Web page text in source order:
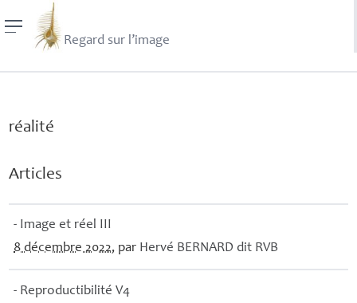
Regard sur l’image
réalité
Articles
- Image et réel III
8 décembre 2022, par Hervé BERNARD dit RVB
- Reproductibilité V4